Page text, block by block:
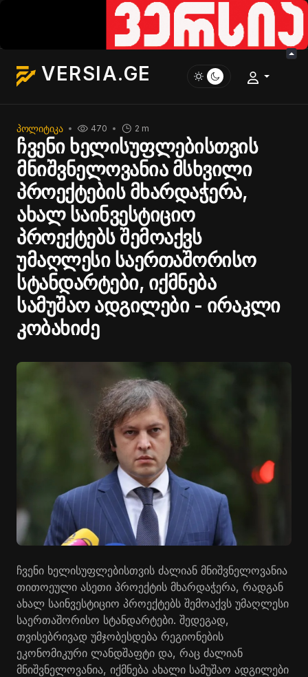
VERSIA.GE
ᲞᲝᲚᲘᲢᲘᲙᲐ 2 m
470
ჩვენი ხელისუფლებისთვის
მნიშვნელოვანია მსხვილი
პროექტების მხარდაჭერა,
ახალ საინვესტიციო
პროექტებს შემოაქვს
უმაღლესი საერთაშორისო
სტანდარტები, იქმნება
სამუშაო ადგილები - ირაკლი
კობახიძე
ჩვენი ხელისუფლებისთვის ძალიან მნიშვნელოვანია
თითოეული ასეთი პროექტის მხარდაჭერა, რადგან
ახალ საინვესტიციო პროექტებს შემოაქვს უმაღლესი
საერთაშორისო სტანდარტები. შედეგად,
თვისებრივად უმჯობესდება რეგიონების
ეკონომიკური ლანდშაფტი და, რაც ძალიან
მნიშვნელოვანია, იქმნება ახალი სამუშაო ადგილები